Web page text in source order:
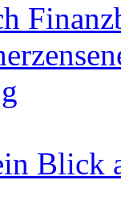
Blick